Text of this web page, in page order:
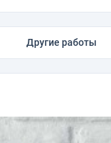
Другие работы